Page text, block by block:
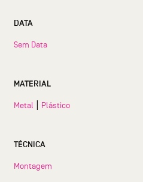
DATA
Sem Data
MATERIAL
Metal Plástico
TÉCNICA
Montagem